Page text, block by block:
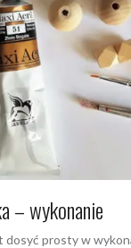
– wykonanie
dosyć prosty w